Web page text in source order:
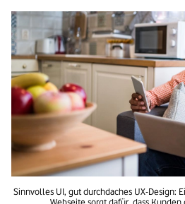
Sinnvolles UI, gut durchdaches UX-Design: